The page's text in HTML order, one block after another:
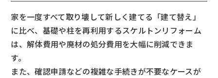
家を一度すべて取り壊して新しく建てる「建て替え」
に比べ、基礎や柱を再利用するスケルトンリフォーム
は、解体費用や廃材の処分費用を大幅に削減できま
す。
また、確認申請などの複雑な手続きが不要なケースが